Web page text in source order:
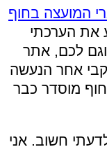
המועצה בחוף
את הערכתי
לכם, אתר
אחר הנעשה
מוסדר כבר
חשוב. אני